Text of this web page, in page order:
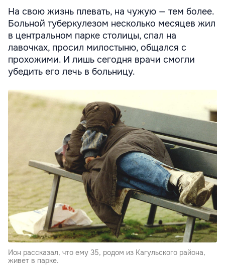
На свою жизнь плевать, на чужую — тем более.
Больной туберкулезом несколько месяцев жил
в центральном парке столицы, спал на
лавочках, просил милостыню, общался с
прохожими. И лишь сегодня врачи смогли
убедить его лечь в больницу.
Ион рассказал, что ему 35, родом из Кагульского района,
живет в парке.